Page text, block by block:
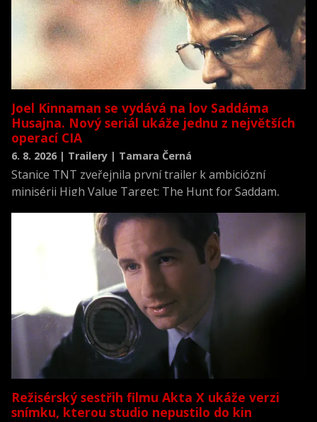
Joel Kinnaman se vydává na lov Saddáma
Husajna. Nový seriál ukáže jednu z největších
operací CIA
6. 8. 2026 | Trailery | Tamara Černá
Stanice TNT zveřejnila první trailer k ambiciózní
minisérii High Value Target: The Hunt for Saddam,
novodobých dějin.
Režisérský sestřih filmu Akta X ukáže verzi
snímku, kterou studio nepustilo do kin